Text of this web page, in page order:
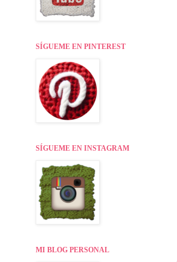
SÍGUEME EN PINTEREST
SÍGUEME EN INSTAGRAM
MI BLOG PERSONAL